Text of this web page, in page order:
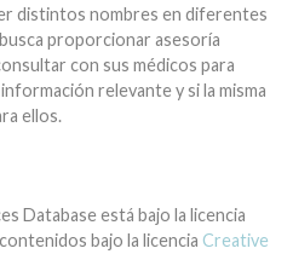
distintos nombres en diferentes
proporcionar asesoría
con sus médicos para
relevante y si la misma
ellos.
Database está bajo la licencia
bajo la licencia Creative